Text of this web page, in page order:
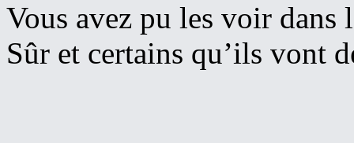
Vous avez pu les voir dans
Sûr et certains qu’ils vont